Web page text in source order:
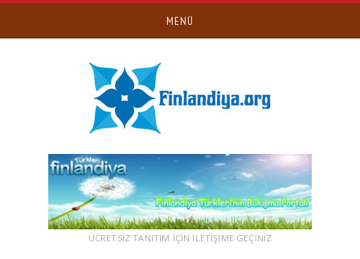
MENÜ
ÜCRETSİZ TANITIM IÇIN ILETIŞIME GEÇINIZ